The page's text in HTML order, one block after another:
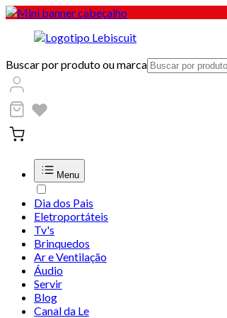
Buscar por produto ou marca
Menu
Dia dos Pais
Eletroportáteis
Tv's
Brinquedos
Ar e Ventilação
Áudio
Servir
Blog
Canal da Le